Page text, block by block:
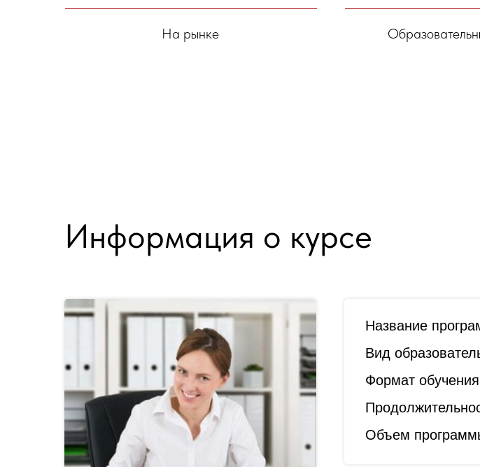
На рынке
Информация о курсе
Название
Вид
Формат
Объем